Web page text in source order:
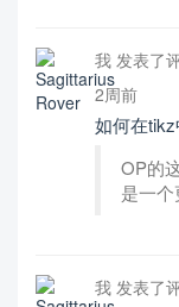
我 发表了
2周前
如何在
OP的
是一
我 发表了